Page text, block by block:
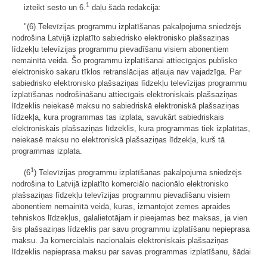
izteikt sesto un 6. 1 daļu šādā redakcijā:
"(6) Televīzijas programmu izplatīšanas pakalpojuma sniedzējs
nodrošina Latvijā izplatīto sabiedrisko elektronisko plašsaziņas
līdzekļu televīzijas programmu pievadīšanu visiem abonentiem
nemainītā veidā. Šo programmu izplatīšanai attiecīgajos publisko
elektronisko sakaru tīklos retranslācijas atļauja nav vajadzīga. Par
sabiedrisko elektronisko plašsaziņas līdzekļu televīzijas programmu
izplatīšanas nodrošināšanu attiecīgais elektroniskais plašsaziņas
līdzeklis neiekasē maksu no sabiedriskā elektroniskā plašsaziņas
līdzekļa, kura programmas tas izplata, savukārt sabiedriskais
elektroniskais plašsaziņas līdzeklis, kura programmas tiek izplatītas,
neiekasē maksu no elektroniskā plašsaziņas līdzekļa, kurš tā
programmas izplata.
(61) Televīzijas programmu izplatīšanas pakalpojuma sniedzējs
nodrošina to Latvijā izplatīto komerciālo nacionālo elektronisko
plašsaziņas līdzekļu televīzijas programmu pievadīšanu visiem
abonentiem nemainītā veidā, kuras, izmantojot zemes apraides
tehniskos līdzekļus, galalietotājam ir pieejamas bez maksas, ja vien
šis plašsaziņas līdzeklis par savu programmu izplatīšanu nepieprasa
maksu. Ja komerciālais nacionālais elektroniskais plašsaziņas
līdzeklis nepieprasa maksu par savas programmas izplatīšanu, šādai